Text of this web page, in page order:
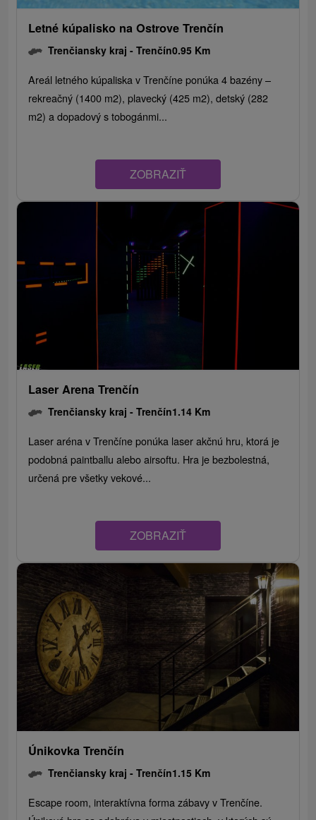
Letné kúpalisko na Ostrove Trenčín
Trenčiansky kraj -Trenčín0.95 Km
Areál letného kúpaliska v Trenčíne ponúka 4 bazény –
rekreačný (1400 m2), plavecký (425 m2), detský (282
m2) a dopadový s tobogánmi...
ZOBRAZIŤ
Laser Arena Trenčín
Trenčiansky kraj -Trenčín1.14 Km
Laser aréna v Trenčíne ponúka laser akčnú hru, ktorá je
podobná paintballu alebo airsoftu. Hra je bezbolestná,
určená pre všetky vekové...
ZOBRAZIŤ
Únikovka Trenčín
Trenčiansky kraj -Trenčín1.15 Km
Escape room, interaktívna forma zábavy v Trenčíne.